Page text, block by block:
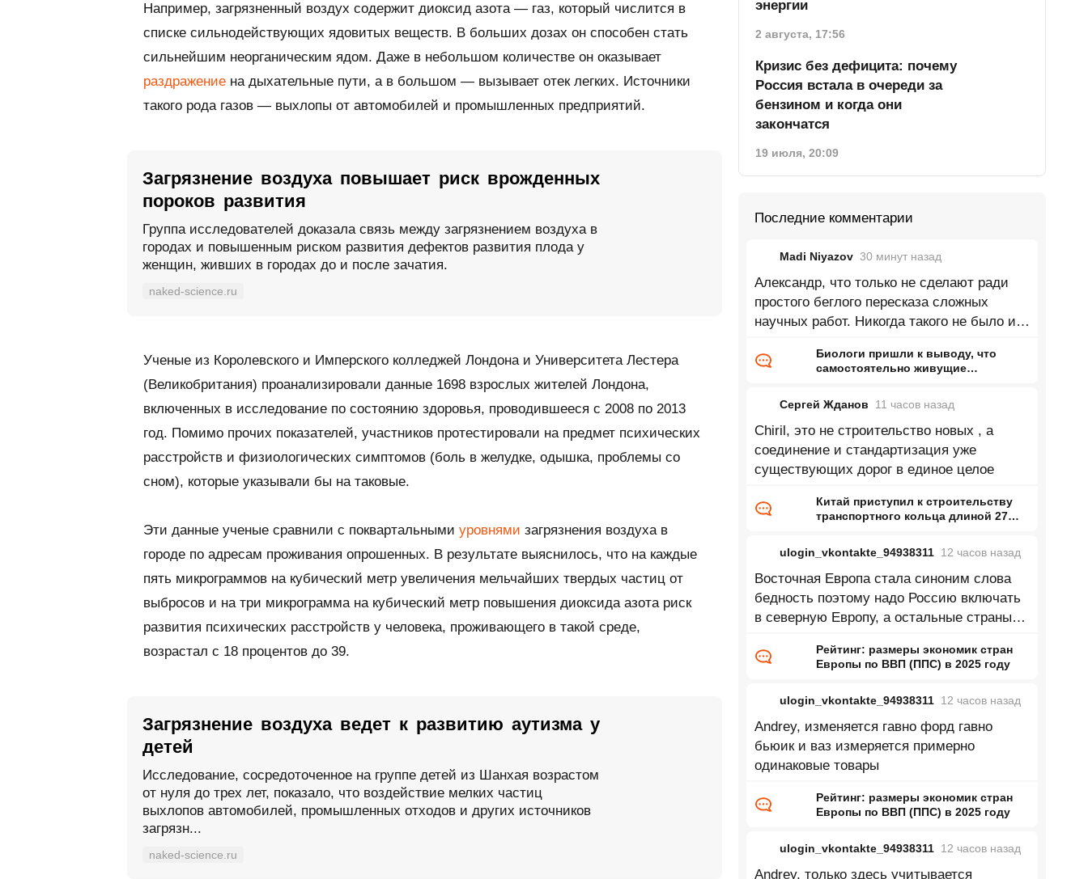
Например, загрязненный воздух содержит диоксид азота — газ, который числится в
списке сильнодействующих ядовитых веществ. В больших дозах он способен стать
сильнейшим неорганическим ядом. Даже в небольшом количестве он оказывает
раздражение на дыхательные пути, а в большом — вызывает отек легких. Источники
такого рода газов — выхлопы от автомобилей и промышленных предприятий.
Загрязнение воздуха повышает риск врожденных
пороков развития
Группа исследователей доказала связь между загрязнением воздуха в
городах и повышенным риском развития дефектов развития плода у
женщин, живших в городах до и после зачатия.
naked-science.ru
Ученые из Королевского и Имперского колледжей Лондона и Университета Лестера
(Великобритания) проанализировали данные 1698 взрослых жителей Лондона,
включенных в исследование по состоянию здоровья, проводившееся с 2008 по 2013
год. Помимо прочих показателей, участников протестировали на предмет психических
расстройств и физиологических симптомов (боль в желудке, одышка, проблемы со
сном), которые указывали бы на таковые.
Эти данные ученые сравнили с поквартальными уровнями загрязнения воздуха в
городе по адресам проживания опрошенных. В результате выяснилось, что на каждые
пять микрограммов на кубический метр увеличения мельчайших твердых частиц от
выбросов и на три микрограмма на кубический метр повышения диоксида азота риск
развития психических расстройств у человека, проживающего в такой среде,
возрастал с 18 процентов до 39.
Загрязнение воздуха ведет к развитию аутизма у
детей
Исследование, сосредоточенное на группе детей из Шанхая возрастом
от нуля до трех лет, показало, что воздействие мелких частиц
выхлопов автомобилей, промышленных отходов и других источников
загрязн...
naked-science.ru
энергии
2 августа, 17:56
Кризис без дефицита: почему
Россия встала в очереди за
бензином и когда они
закончатся
19 июля, 20:09
Последние комментарии
Madi Niyazov 30 минут назад
Александр, что только не сделают ради
простого беглого пересказа сложных
научных работ. Никогда такого не было и
Биологи пришли к выводу, что
самостоятельно живущие
Сергей Жданов
11 часов назад
Chiril, это не строительство новых , а
соединение и стандартизация уже
существующих дорог в единое целое
Китай приступил к строительству
транспортного кольца длиной 27
ulogin_vkontakte_94938311 12 часов назад
Восточная Европа стала синоним слова
бедность поэтому надо Россию включать
в северную Европу, а остальные страны
Рейтинг: размеры экономик стран
Европы по ВВП (ППС) в 2025 году
ulogin_vkontakte_94938311 12 часов назад
Andrey, изменяется гавно форд гавно
бьюик и ваз измеряется примерно
одинаковые товары
Рейтинг: размеры экономик стран
Европы по ВВП (ППС) в 2025 году
ulogin_vkontakte_94938311 12 часов назад
Andrey, только здесь учитывается